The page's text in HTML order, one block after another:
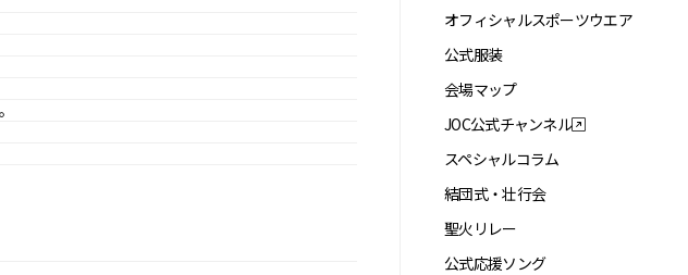
オフィシャルスポーツウエア
公式服装
会場マップ
JOC公式チャンネル
スペシャルコラム
結団式・壮行会
聖火リレー
公式応援ソング